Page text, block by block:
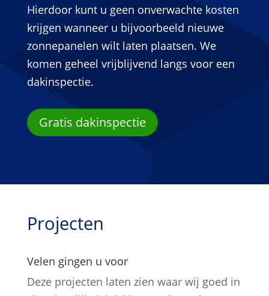
Hierdoor kunt u geen onverwachte kosten
krijgen wanneer u bijvoorbeeld nieuwe
zonnepanelen wilt laten plaatsen. We
komen geheel vrijblijvend langs voor een
dakinspectie.
Gratis dakinspectie
Projecten
Velen gingen u voor
Deze projecten laten zien waar wij goed in